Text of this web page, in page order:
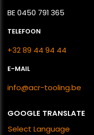
BE 0450 791 365
TELEFOON
+32 89 44 94 44
E-MAIL
info@acr-tooling.be
GOOGLE TRANSLATE
Select Language